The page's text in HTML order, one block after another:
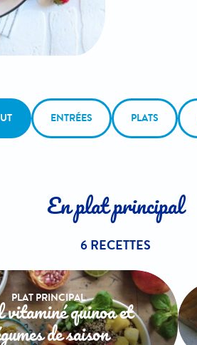
ENTRÉES PLATS
En plat principal
6 RECETTES
PLAT PRINCIPAL
quinoa et
de saison